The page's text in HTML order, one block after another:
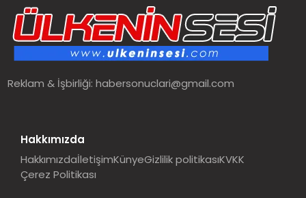
SPOR
MALATYA HABERLERI
Reklam & İşbirliği:habersonuclari@gmail.com
Hakkımızda
HakkımızdaİletişimKünyeGizlilik politikasıKVKK
Çerez Politikası